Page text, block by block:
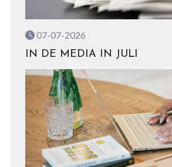
07-07-2026
IN DE MEDIA IN JULI